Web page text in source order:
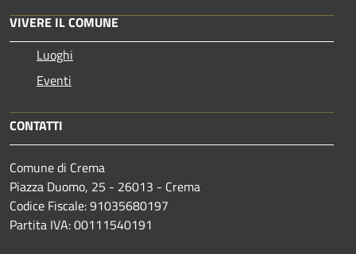
VIVERE IL COMUNE
Luoghi
Eventi
CONTATTI
Comune di Crema
Piazza Duomo, 25 - 26013 - Crema
Codice Fiscale: 91035680197
Partita IVA: 00111540191